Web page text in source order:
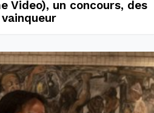
Video), un concours, des